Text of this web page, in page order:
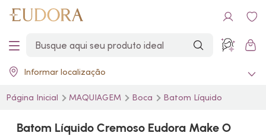
Informar localização
Página Inicial MAQUIAGEM Boca Batom Líquido
Batom Líquido Cremoso Eudora Make O